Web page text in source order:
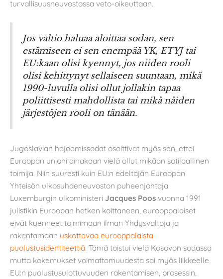
turvallisuusneuvostossa veto-oikeuttaan.
Jos valtio haluaa aloittaa sodan, sen
estämiseen ei sen enempää YK, ETYJ tai
EU:kaan olisi kyennyt, jos niiden rooli
olisi kehittynyt sellaiseen suuntaan, mikä
1990-luvulla olisi ollut jollakin tapaa
poliittisesti mahdollista tai mikä näiden
järjestöjen rooli on tänään.
Jugoslavian hajoamissodat osoittivat myös sen, ettei
Euroopan unioni ainakaan vielä ollut mikään sotilaallinen
toimija. Niin suuresti kuin EU:n edeltäjän Euroopan
Yhteisön ulkosuhdeneuvoston puheenjohtaja
Luxemburgin ulkoministeri Jacques Poos vuonna 1991
julistikin Euroopan hetken koittaneen, eurooppalaiset
eivät kyenneet toimimaan ilman Yhdysvaltoja ja
rakentamaan uskottavaa eurooppalaista
puolustusidentiteettiä. Tämä toistui vielä Kosovon sodassa
mutta kokemukset voimattomuudesta sai myös liikkeelle
EU:n puolustusulottuvuuden rakentamisen, prosessin,